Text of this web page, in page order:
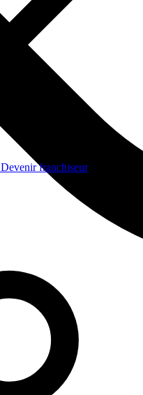
Devenir franchiseur